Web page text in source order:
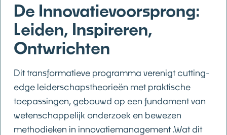
De Innovatievoorsprong:
Leiden, Inspireren,
Ontwrichten
Dit transformatieve programma verenigt cutting-
edge leiderschapstheorieën met praktische
toepassingen, gebouwd op een fundament van
wetenschappelijk onderzoek en bewezen
methodieken in innovatiemanagement .Wat dit